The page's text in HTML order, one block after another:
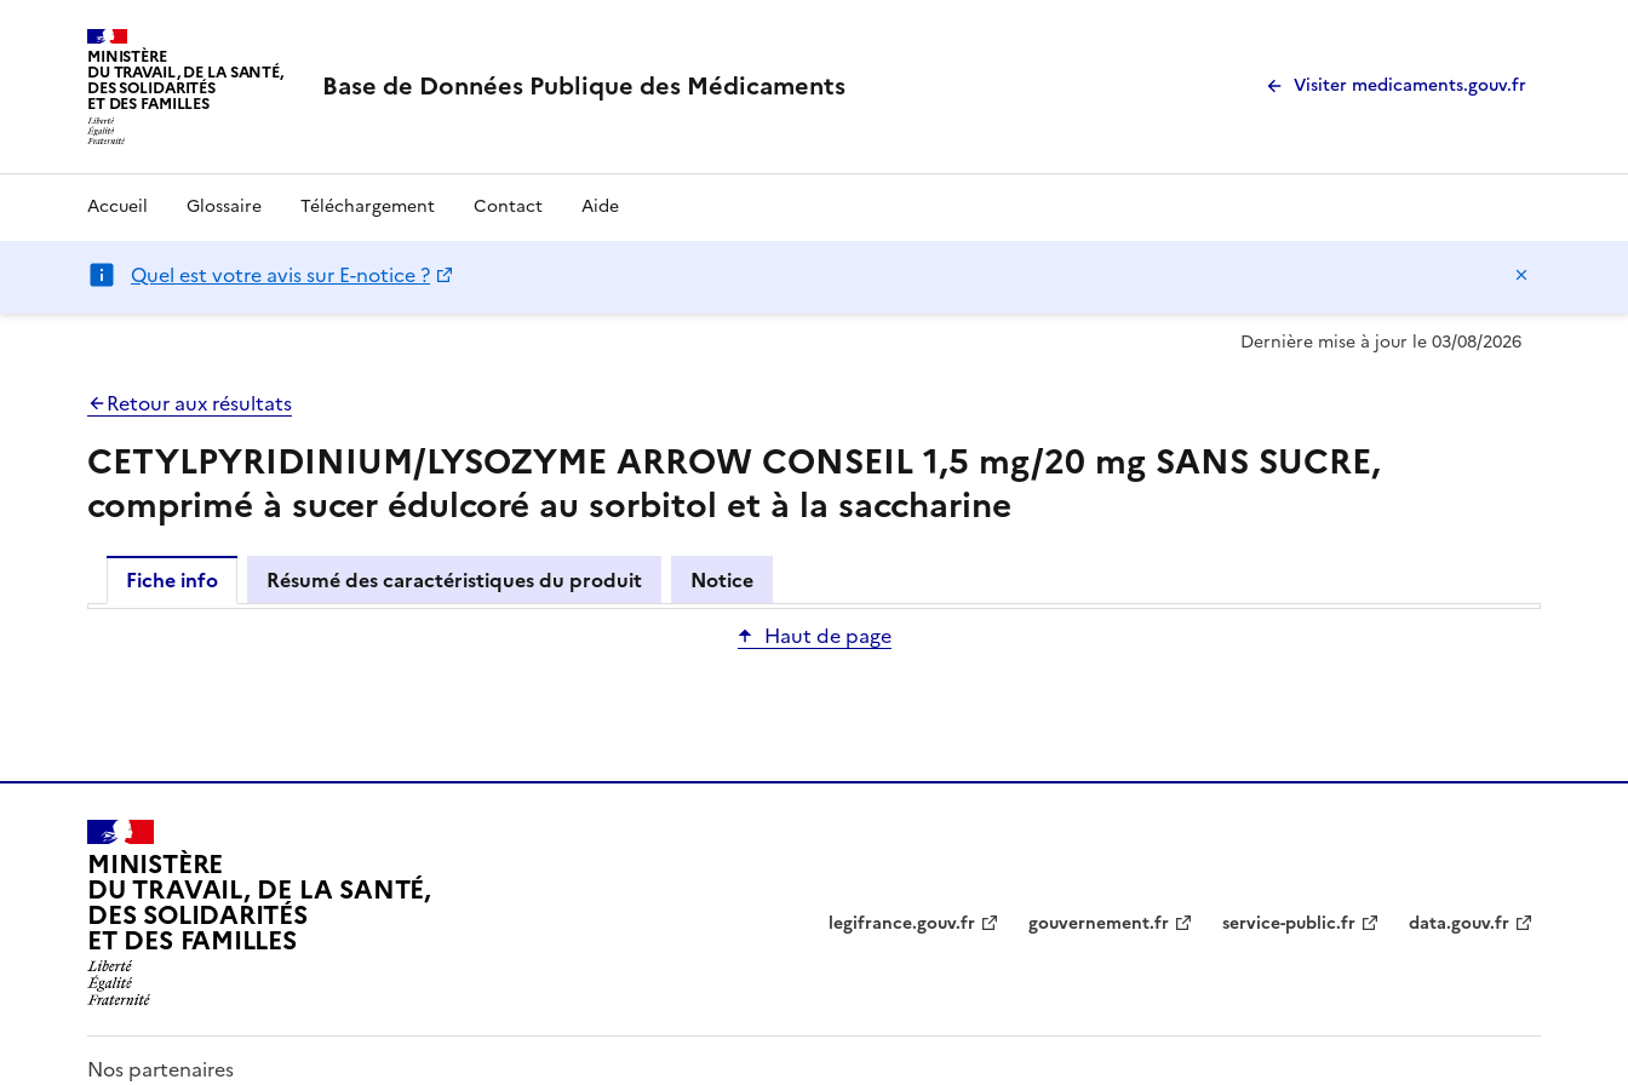
MINISTÈRE
DU TRAVAIL, DE LA SANTÉ,
DES SOLIDARITÉS
ET DES FAMILLES Base de Données Publique des Médicaments Visiter medicaments.gouv.fr
Accueil Glossaire Téléchargement Contact Aide
Quel est votre avis sur E-notice ?
Dernière mise à jour le 03/08/2026
Retour aux résultats
CETYLPYRIDINIUM/LYSOZYME ARROW CONSEIL 1,5 mg/20 mg SANS SUCRE,
comprimé à sucer édulcoré au sorbitol et à la saccharine
Fiche info Résumé des caractéristiques du produit
Notice
Haut de page
MINISTÈRE
DU TRAVAIL, DE LA SANTÉ,
DES SOLIDARITÉS
ET DES FAMILLES legifrance.gouv.fr gouvernement.fr service-public.fr data.gouv.fr
Nos partenaires